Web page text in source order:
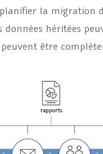
la migration
données héritées
être